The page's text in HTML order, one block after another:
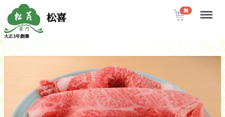
Menu
松喜
大正3年創業
無